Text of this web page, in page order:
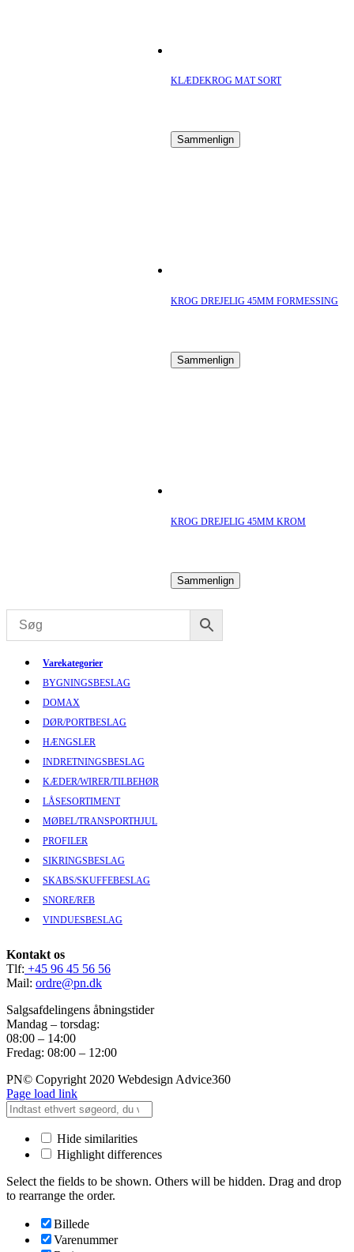
KLÆDEKROG MAT SORT
Sammenlign
KROG DREJELIG 45MM FORMESSING
Sammenlign
KROG DREJELIG 45MM KROM
Sammenlign
Varekategorier
BYGNINGSBESLAG
DOMAX
DØR/PORTBESLAG
HÆNGSLER
INDRETNINGSBESLAG
KÆDER/WIRER/TILBEHØR
LÅSESORTIMENT
MØBEL/TRANSPORTHJUL
PROFILER
SIKRINGSBESLAG
SKABS/SKUFFEBESLAG
SNORE/REB
VINDUESBESLAG
Kontakt os
Tlf: +45 96 45 56 56
Mail: ordre@pn.dk
Salgsafdelingens åbningstider
Mandag – torsdag:
08:00 – 14:00
Fredag: 08:00 – 12:00
PN© Copyright 2020 Webdesign Advice360
Page load link
Hide similarities
Highlight differences
Select the fields to be shown. Others will be hidden. Drag and drop
to rearrange the order.
Billede
Varenummer